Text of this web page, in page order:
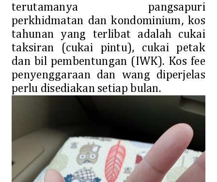
terutamanya pangsapuri
perkhidmatan dan kondominium, kos
tahunan yang terlibat adalah cukai
taksiran (cukai pintu), cukai petak
dan bil pembentungan (IWK). Kos fee
penyenggaraan dan wang diperjelas
perlu disediakan setiap bulan.